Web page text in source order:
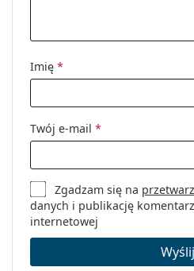
Imię *
Twój e-mail *
Zgadzam się na
danych i publikację
internetowej
Wyślij